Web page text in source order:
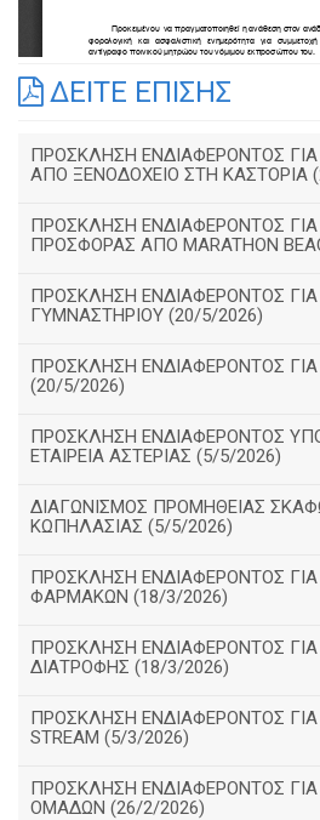
ΔΕΙΤΕ ΕΠΙΣΗΣ
ΠΡΟΣΚΛΗΣΗ ΕΝΔΙΑΦΕΡΟΝΤΟΣ
ΑΠΟ ΞΕΝΟΔΟΧΕΙΟ ΣΤΗ ΚΑΣΤΟΡΙΑ
ΠΡΟΣΚΛΗΣΗ ΕΝΔΙΑΦΕΡΟΝΤΟΣ
ΠΡΟΣΦΟΡΑΣ ΑΠΟ MARATHON
ΠΡΟΣΚΛΗΣΗ ΕΝΔΙΑΦΕΡΟΝΤΟΣ
ΓΥΜΝΑΣΤΗΡΙΟΥ (20/5/2026)
ΠΡΟΣΚΛΗΣΗ ΕΝΔΙΑΦΕΡΟΝΤΟΣ
(20/5/2026)
ΠΡΟΣΚΛΗΣΗ ΕΝΔΙΑΦΕΡΟΝΤΟΣ
ΕΤΑΙΡΕΙΑ ΑΣΤΕΡΙΑΣ (5/5/2026)
ΔΙΑΓΩΝΙΣΜΟΣ ΠΡΟΜΗΘΕΙΑΣ
ΚΩΠΗΛΑΣΙΑΣ (5/5/2026)
ΠΡΟΣΚΛΗΣΗ ΕΝΔΙΑΦΕΡΟΝΤΟΣ
ΦΑΡΜΑΚΩΝ (18/3/2026)
ΠΡΟΣΚΛΗΣΗ ΕΝΔΙΑΦΕΡΟΝΤΟΣ
ΔΙΑΤΡΟΦΗΣ (18/3/2026)
ΠΡΟΣΚΛΗΣΗ ΕΝΔΙΑΦΕΡΟΝΤΟΣ ΓΙΑ
STREAM (5/3/2026)
ΠΡΟΣΚΛΗΣΗ ΕΝΔΙΑΦΕΡΟΝΤΟΣ
ΟΜΑΔΩΝ (26/2/2026)